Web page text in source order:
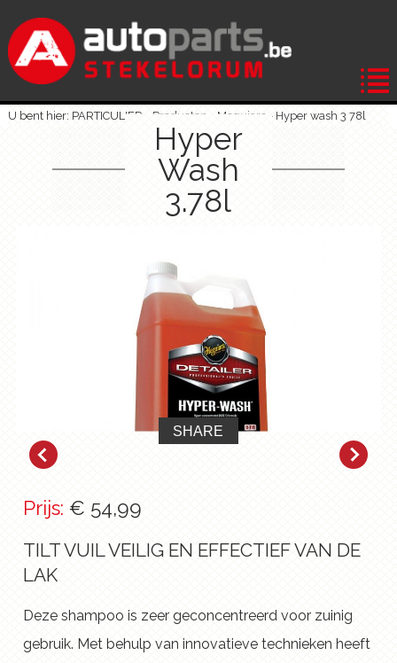
U bent hier: PARTICULIER - Producten Meguiars- Hyper wash 3 78l
Hyper
Wash
3.78l
SHARE
Prijs: € 54,99
TILT VUIL VEILIG EN EFFECTIEF VAN DE
LAK
Deze shampoo is zeer geconcentreerd voor zuinig
gebruik. Met behulp van innovatieve technieken heeft